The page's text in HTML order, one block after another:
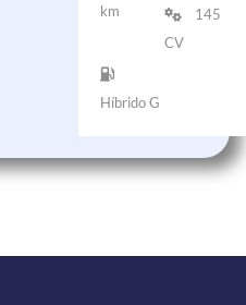
km
145
CV
Híbrido G